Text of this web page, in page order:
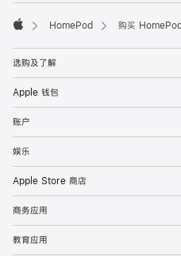
HomePod 购买
选购及了解
Apple 钱包
账户
娱乐
Apple Store 商店
商务应用
教育应用